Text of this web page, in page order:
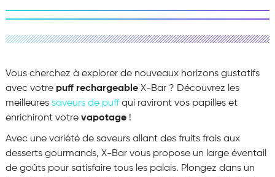
DEVENIR REVENDEUR
MON COMPTE
Vous cherchez à explorer de nouveaux horizons gustatifs
avec votre puff rechargeableX-Bar ? Découvrez les
meilleures saveurs de puffqui raviront vos papilles et
enrichiront votre vapotage!
Avec une variété de saveurs allant des fruits frais aux
desserts gourmands, X-Bar vous propose un large éventail
de goûts pour satisfaire tous les palais. Plongez dans un